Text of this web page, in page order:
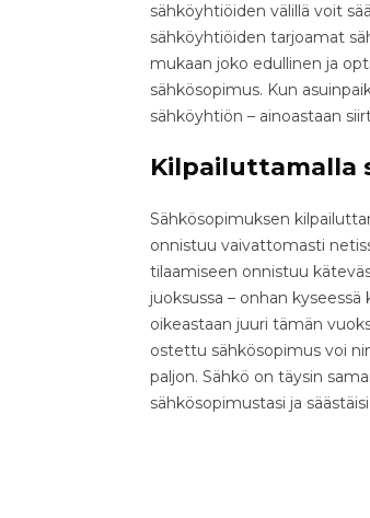
sähköyhtiöiden välillä voit
sähköyhtiöiden tarjoamat
mukaan joko edullinen ja
sähkösopimus. Kun
sähköyhtiön – ainoastaan
Kilpailuttamalla
Sähkösopimuksen
onnistuu vaivattomasti
tilaamiseen onnistuu
juoksussa – onhan
oikeastaan juuri tämän
ostettu sähkösopimus voi
paljon. Sähkö on täysin
sähkösopimustasi ja